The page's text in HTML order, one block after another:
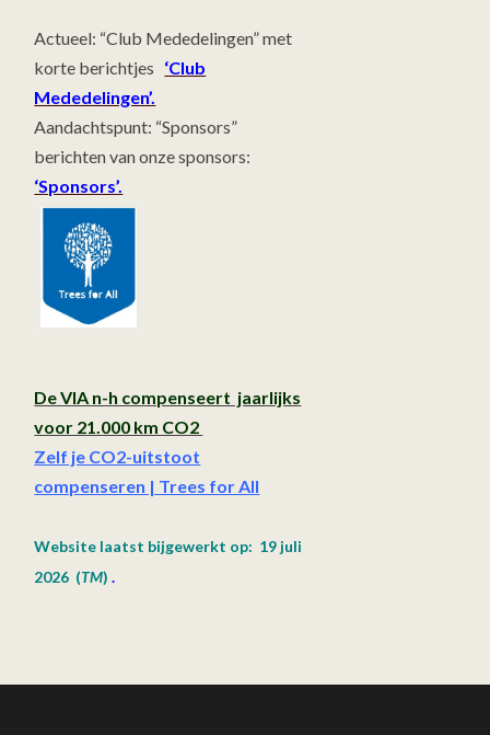
Actueel: “Club Mededelingen” met
korte berichtjes ‘Club
Mededelingen’.
Aandachtspunt: “Sponsors”
berichten van onze sponsors:
‘Sponsors’.
De VIA n-h compenseert jaarlijks
voor 21.000 km CO2
Zelf je CO2-uitstoot
compenseren | Trees for All
Website laatst bijgewerkt op: 19 juli
2026 (TM) .